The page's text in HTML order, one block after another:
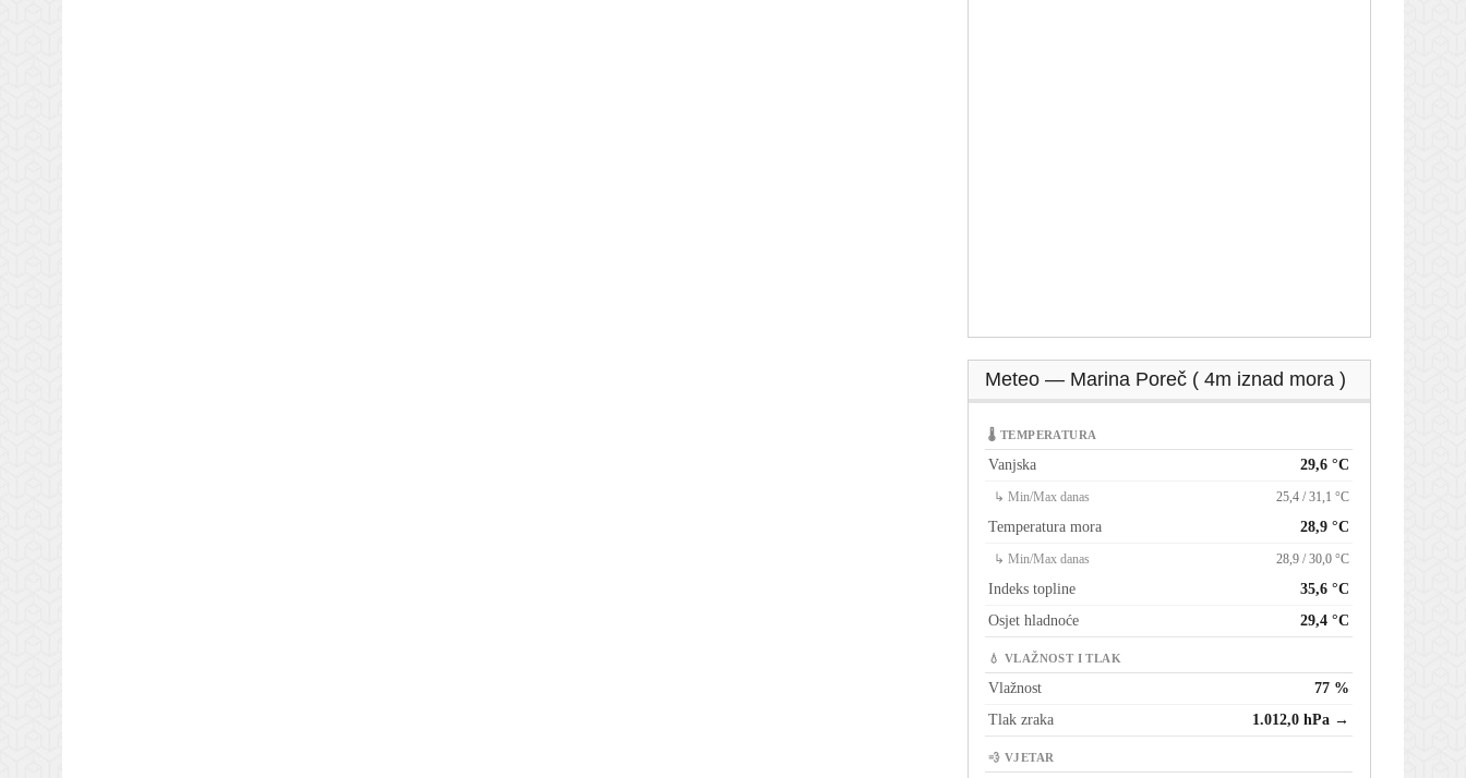
Meteo — Marina Poreč ( 4m iznad mora )
🌡 TEMPERATURA
Vanjska 29,6 °C
↳ Min/Max danas 25,4 / 31,1 °C
Temperatura mora 28,9 °C
↳ Min/Max danas 28,9 / 30,0 °C
Indeks topline
35,6 °C
Osjet hladnoće
29,4 °C
💧 VLAŽNOST I TLAK
Vlažnost
77 %
Tlak zraka
1.012,0 hPa →
💨 VJETAR